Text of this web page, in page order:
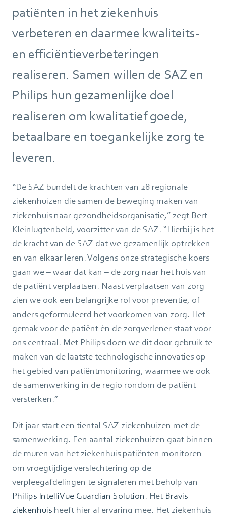
patiënten in het ziekenhuis
verbeteren en daarmee kwaliteits-
en efficiëntieverbeteringen
realiseren. Samen willen de SAZ en
Philips hun gezamenlijke doel
realiseren om kwalitatief goede,
betaalbare en toegankelijke zorg te
leveren.
“De SAZ bundelt de krachten van 28 regionale
ziekenhuizen die samen de beweging maken van
ziekenhuis naar gezondheidsorganisatie,” zegt Bert
Kleinlugtenbeld, voorzitter van de SAZ. “Hierbij is het
de kracht van de SAZ dat we gezamenlijk optrekken
en van elkaar leren. Volgens onze strategische koers
gaan we – waar dat kan – de zorg naar het huis van
de patiënt verplaatsen. Naast verplaatsen van zorg
zien we ook een belangrijke rol voor preventie, of
anders geformuleerd het voorkomen van zorg. Het
gemak voor de patiënt én de zorgverlener staat voor
ons centraal. Met Philips doen we dit door gebruik te
maken van de laatste technologische innovaties op
het gebied van patiëntmonitoring, waarmee we ook
de samenwerking in de regio rondom de patiënt
versterken.”
Dit jaar start een tiental SAZ ziekenhuizen met de
samenwerking. Een aantal ziekenhuizen gaat binnen
de muren van het ziekenhuis patiënten monitoren
om vroegtijdige verslechtering op de
verpleegafdelingen te signaleren met behulp van
Philips IntelliVue Guardian Solution. Het Bravis
ziekenhuis heeft hier al ervaring mee. Het ziekenhuis